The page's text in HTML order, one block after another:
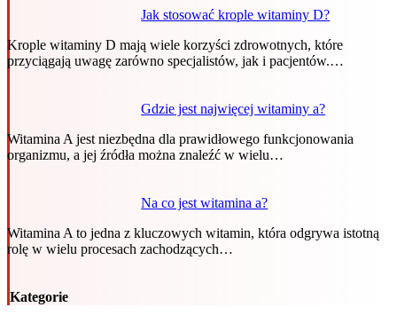
Jak stosować krople witaminy D?
Krople witaminy D mają wiele korzyści zdrowotnych, które
przyciągają uwagę zarówno specjalistów, jak i pacjentów.…
Gdzie jest najwięcej witaminy a?
Witamina A jest niezbędna dla prawidłowego funkcjonowania
organizmu, a jej źródła można znaleźć w wielu…
Na co jest witamina a?
Witamina A to jedna z kluczowych witamin, która odgrywa istotną
rolę w wielu procesach zachodzących…
Kategorie